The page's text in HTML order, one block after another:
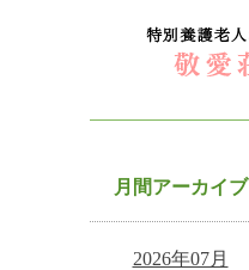
月間アーカイブ
2026年07月